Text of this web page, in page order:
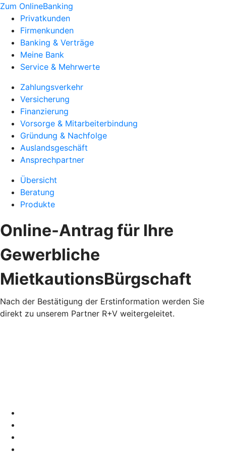
Zum OnlineBanking
Privatkunden
Firmenkunden
Banking & Verträge
Meine Bank
Service & Mehrwerte
Zahlungsverkehr
Versicherung
Finanzierung
Vorsorge & Mitarbeiterbindung
Gründung & Nachfolge
Auslandsgeschäft
Ansprechpartner
Übersicht
Beratung
Produkte
Online-Antrag für Ihre
Gewerbliche
MietkautionsBürgschaft
Nach der Bestätigung der Erstinformation werden Sie
direkt zu unserem Partner R+V weitergeleitet.